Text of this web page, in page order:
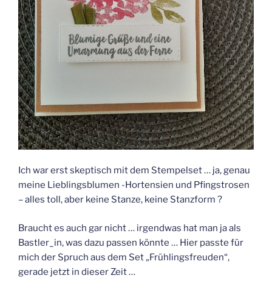
Ich war erst skeptisch mit dem Stempelset … ja, genau
meine Lieblingsblumen -Hortensien und Pfingstrosen
– alles toll, aber keine Stanze, keine Stanzform ?
Braucht es auch gar nicht … irgendwas hat man ja als
Bastler_in, was dazu passen könnte … Hier passte für
mich der Spruch aus dem Set „Frühlingsfreuden“,
gerade jetzt in dieser Zeit …